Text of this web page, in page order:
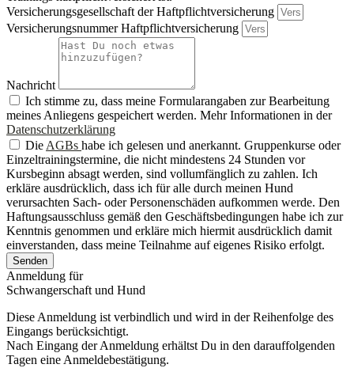
Versicherungsgesellschaft der Haftpflichtversicherung
Versicherungsnummer Haftpflichtversicherung
Nachricht
Ich stimme zu, dass meine Formularangaben zur Bearbeitung
meines Anliegens gespeichert werden. Mehr Informationen in der
Datenschutzerklärung
Die AGBs habe ich gelesen und anerkannt. Gruppenkurse oder
Einzeltrainingstermine, die nicht mindestens 24 Stunden vor
Kursbeginn absagt werden, sind vollumfänglich zu zahlen. Ich
erkläre ausdrücklich, dass ich für alle durch meinen Hund
verursachten Sach- oder Personenschäden aufkommen werde. Den
Haftungsausschluss gemäß den Geschäftsbedingungen habe ich zur
Kenntnis genommen und erkläre mich hiermit ausdrücklich damit
einverstanden, dass meine Teilnahme auf eigenes Risiko erfolgt.
Senden
Anmeldung für
Schwangerschaft und Hund
Diese Anmeldung ist verbindlich und wird in der Reihenfolge des
Eingangs berücksichtigt.
Nach Eingang der Anmeldung erhältst Du in den darauffolgenden
Tagen eine Anmeldebestätigung.